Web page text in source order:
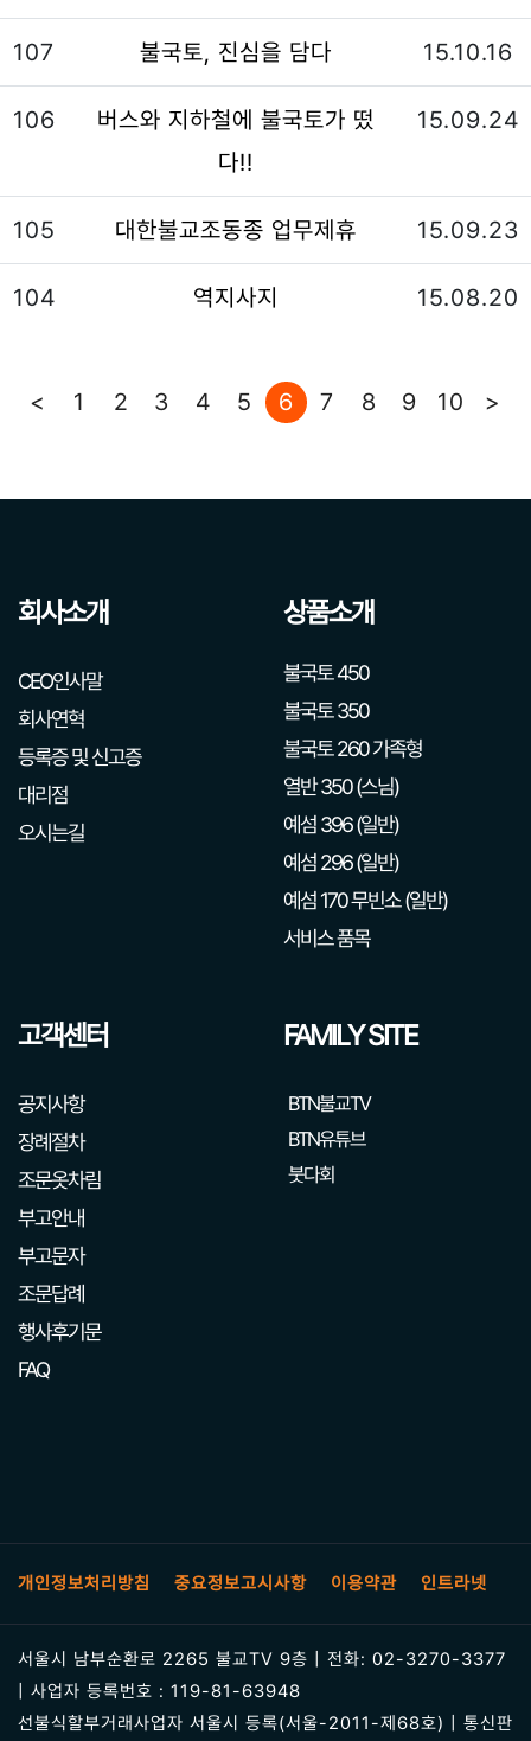
107 불국토, 진심을 담다 15.10.16
106
버스와 지하철에 불국토가 떴
다!!
15.09.24
105 대한불교조동종 업무제휴 15.09.23
104 역지사지 15.08.20
< 1 2 3 4 5 6 7 8 9 10 >
회사소개
CEO인사말
회사연혁
등록증 및 신고증
대리점
오시는길
상품소개
불국토 450
불국토 350
불국토 260 가족형
열반 350 (스님)
예섬 396 (일반)
예섬 296 (일반)
예섬 170 무빈소 (일반)
서비스 품목
고객센터
공지사항
장례절차
조문옷차림
부고안내
부고문자
조문답례
행사후기문
FAQ
FAMILY SITE
BTN불교TV
BTN유튜브
붓다회
개인정보처리방침 중요정보고시사항 이용약관 인트라넷
서울시 남부순환로 2265 불교TV 9층 | 전화: 02-3270-3377
| 사업자 등록번호 : 119-81-63948
선불식할부거래사업자 서울시 등록(서울-2011-제68호) | 통신판